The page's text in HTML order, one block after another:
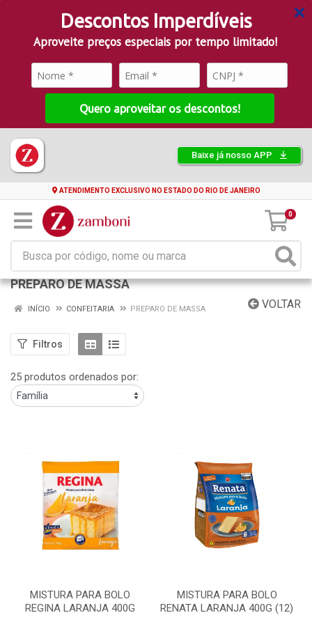
Descontos Imperdíveis
Aproveite preços especiais por tempo limitado!
Quero aproveitar os descontos!
Baixe já nosso APP
ATENDIMENTO EXCLUSIVO NO ESTADO DO RIO DE JANEIRO
0
PREPARO DE MASSA
VOLTAR
INÍCIO CONFEITARIA PREPARO DE MASSA
Filtros
25 produtos ordenados por:
MISTURA PARA BOLO
REGINA LARANJA 400G
MISTURA PARA BOLO
RENATA LARANJA 400G (12)